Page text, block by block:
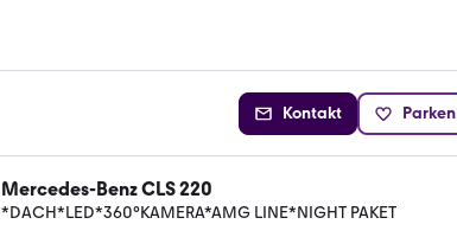
Kontakt Parken
Mercedes-Benz CLS 220
*DACH*LED*360°KAMERA*AMG LINE*NIGHT PAKET